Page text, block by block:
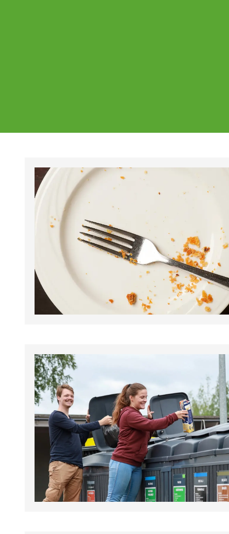
Ajankohtaista
Tältä sivulta löydät Vestian ajankohtaiset
mahdolliset poikkeukset aukioloajoissa
tapahtumat.
PagePage